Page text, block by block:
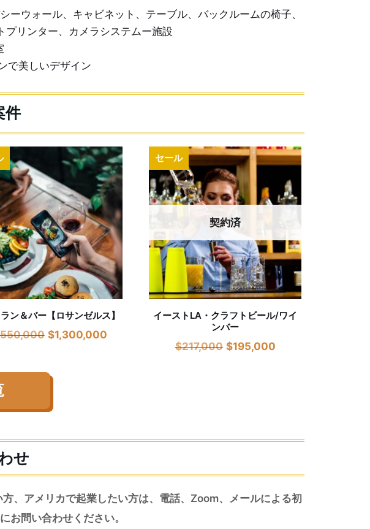
ウォール、キャビネット、テーブル、バックルームの椅子、
リンター、カメラシステムー施設
で美しいデザイン
ン＆バー【ロサンゼルス】
$1,300,000
契約済
セール
イーストLA・クラフトビール/ワイ
ンバー
$217,000 $195,000
せ
、アメリカで起業したい方は、電話、Zoom、メールによる初
お問い合わせください。